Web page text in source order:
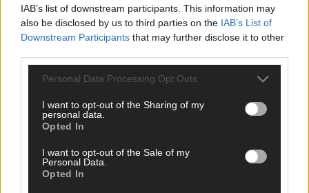
IAB’s list of downstream participants. This information may
also be disclosed by us to third parties on the IAB’s List of
Downstream Participants that may further disclose it to other
Personal Data Processing Opt Outs
I want to opt-out of the Sharing of my
personal data.
Opted In
I want to opt-out of the Sale of my
Personal Data.
Opted In
EUROVISION
Vier Sieger gleichzeitig, Manipulationsverdacht, Jury-
Comeback: Die turbulente Geschichte der ESC-Wertung
Mai 2026
ANZEIGE